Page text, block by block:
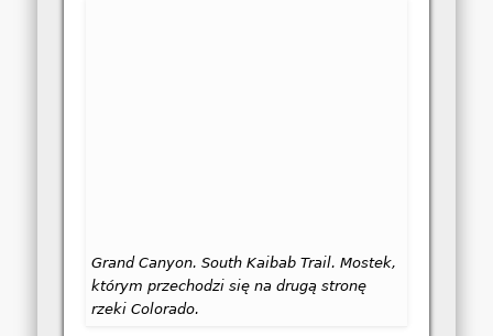
Grand Canyon. South Kaibab Trail. Mostek,
którym przechodzi się na drugą stronę
rzeki Colorado.